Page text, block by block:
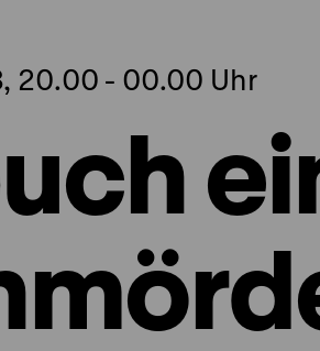
20.00 - 00.00 Uhr